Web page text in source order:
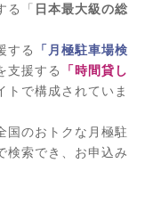
る「 日本最大級の総
する
「月極駐車場検
支援する
「時間貸し
トで構成されていま
国のおトクな月極駐
検索でき、お申込み